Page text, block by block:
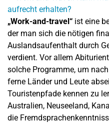
„Work-and-travel“ ist eine
der man sich die nötigen
Auslandsaufenthalt durch
verdient. Vor allem
solche Programme, um
ferne Länder und Leute
Touristenpfade kennen zu
Australien, Neuseeland,
die